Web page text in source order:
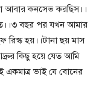
আবার কনসেভ করছিস।।
বছর পর যখন আমার
হয়।।টানা ছয় মাস
কিছু হয়ে যেত আমি
একমাত্র ভাই যে বোনের